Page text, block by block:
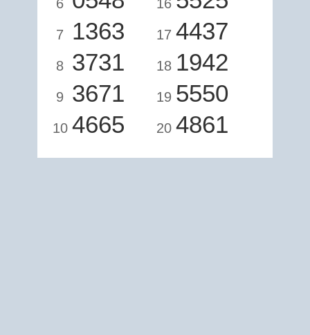
6
7 1363
8 3731
9 3671
10 4665
16
17 4437
18 1942
19 5550
20 4861